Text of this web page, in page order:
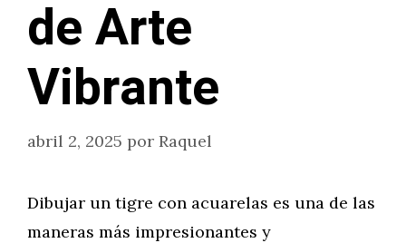
de Arte
Vibrante
abril 2, 2025 por Raquel
Dibujar un tigre con acuarelas es una de las
maneras más impresionantes y